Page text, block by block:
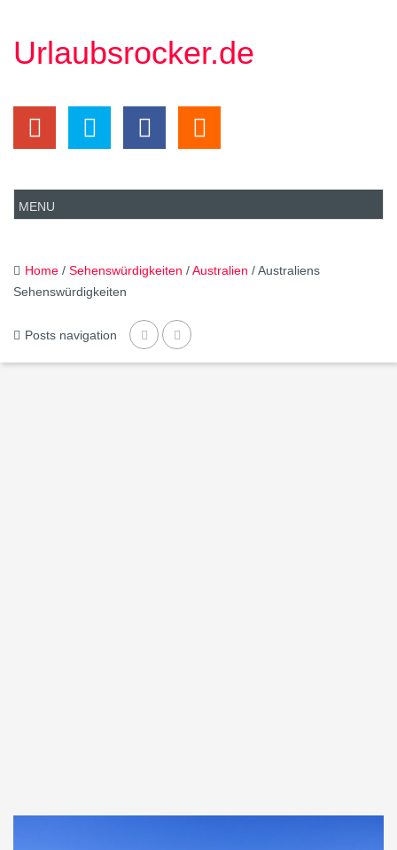
Urlaubsrocker.de
Home / Sehenswürdigkeiten /Australien / Australiens
Sehenswürdigkeiten
Posts navigation